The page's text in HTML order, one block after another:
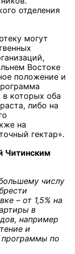
отделения
могут
Востоке
положение и
в которых оба
либо на
на
гектар».
Читинским
числу
– от 1,5% на
в
например
и
программы по